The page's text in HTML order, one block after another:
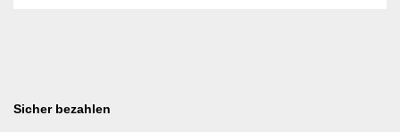
Sicher bezahlen